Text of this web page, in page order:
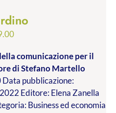
Fascia
prezzo:
da
€9.99
a
€19.00
comunicazione per il
di Stefano Martello
Data pubblicazione:
Editore: Elena Zanella
Business ed economia